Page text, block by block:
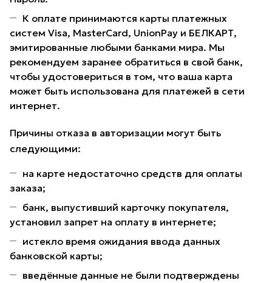
К оплате принимаются карты платежных
систем Visa, MasterCard, UnionPay и БЕЛКАРТ,
эмитированные любыми банками мира. Мы
рекомендуем заранее обратиться в свой банк,
чтобы удостовериться в том, что ваша карта
может быть использована для платежей в сети
интернет.
Причины отказа в авторизации могут быть
следующими:
на карте недостаточно средств для оплаты
заказа;
банк, выпустивший карточку покупателя,
установил запрет на оплату в интернете;
истекло время ожидания ввода данных
банковской карты;
введённые данные не были подтверждены